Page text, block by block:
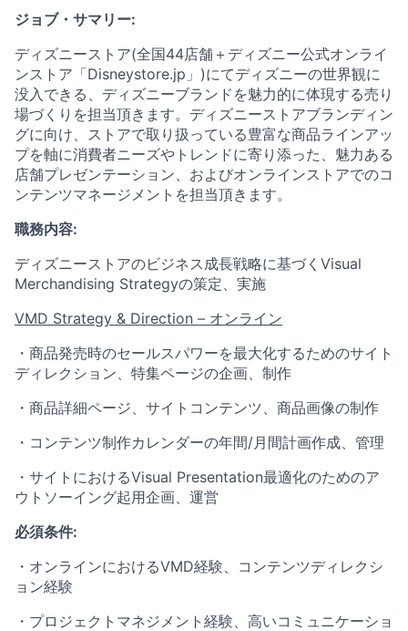
ジョブ・サマリー:
ディズニーストア(全国44店舗＋ディズニー公式オンライ
ンストア「Disneystore.jp」)にてディズニーの世界観に
没入できる、ディズニーブランドを魅力的に体現する売り
場づくりを担当頂きます。ディズニーストアブランディン
グに向け、ストアで取り扱っている豊富な商品ラインアッ
プを軸に消費者ニーズやトレンドに寄り添った、魅力ある
店舗プレゼンテーション、およびオンラインストアでのコ
ンテンツマネージメントを担当頂きます。
職務内容:
ディズニーストアのビジネス成長戦略に基づくVisual
Merchandising Strategyの策定、実施
VMD Strategy & Direction – オンライン
・商品発売時のセールスパワーを最大化するためのサイト
ディレクション、特集ページの企画、制作
・商品詳細ページ、サイトコンテンツ、商品画像の制作
・コンテンツ制作カレンダーの年間/月間計画作成、管理
・サイトにおけるVisual Presentation最適化のためのア
ウトソーイング起用企画、運営
必須条件:
・オンラインにおけるVMD経験、コンテンツディレクシ
ョン経験
・プロジェクトマネジメント経験、高いコミュニケーショ